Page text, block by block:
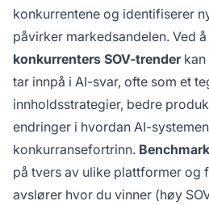
konkurrentene og identifiserer
påvirker markedsandelen. Ved
konkurrenters SOV-trenderkan
tar innpå i AI-svar, ofte som et
innholdsstrategier, bedre
endringer i hvordan AI-
konkurransefortrinn.
på tvers av ulike plattformer og
avslører hvor du vinner (høy